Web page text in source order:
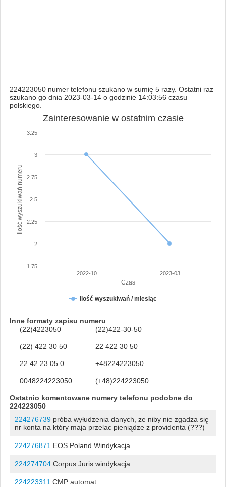
224223050 numer telefonu szukano w sumię 5 razy. Ostatni raz
szukano go dnia 2023-03-14 o godzinie 14:03:56 czasu
polskiego.
Czas
Ilość wyszukiwań numeru
Zainteresowanie w ostatnim czasie
Ilość wyszukiwań / miesiąc
2022-10 2023-03
1.75
2
2.25
2.5
2.75
3
3.25
Inne formaty zapisu numeru
(22)4223050
(22)422-30-50
(22) 422 30 50 22 422 30 50
22 42 23 05 0 +48224223050
0048224223050 (+48)224223050
Ostatnio komentowane numery telefonu podobne do
224223050
224276739próba wyłudzenia danych, ze niby nie zgadza się
nr konta na który maja przelac pieniądze z providenta (???)
224276871 EOS Poland Windykacja
224274704Corpus Juris windykacja
224223311 CMP automat